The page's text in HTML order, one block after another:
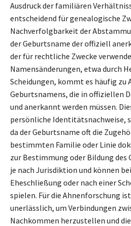
Ausdruck der familiären
entscheidend für genealogische
Nachverfolgbarkeit der
der Geburtsname der offiziell
der für rechtliche Zwecke
Namensänderungen, etwa durch
Scheidungen, kommt es häufig zu
Geburtsnamens, die in offiziellen
und anerkannt werden müssen.
persönliche Identitätsnachweise,
da der Geburtsname oft die
bestimmten Familie oder Linie
zur Bestimmung oder Bildung des
je nach Jurisdiktion und können
Eheschließung oder nach einer
spielen. Für die Ahnenforschung
unerlässlich, um Verbindungen
Nachkommen herzustellen und